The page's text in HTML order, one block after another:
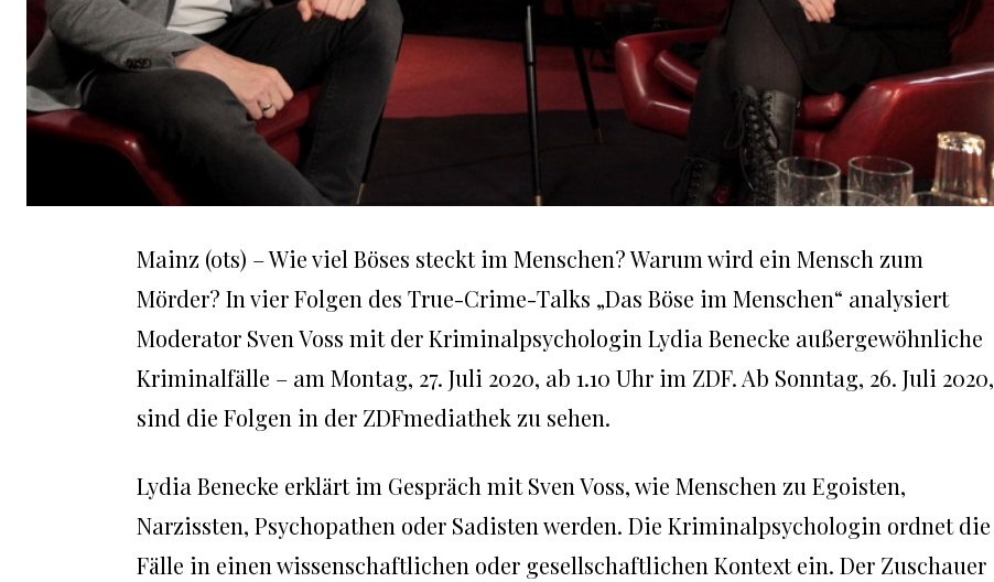
Mainz (ots) – Wie viel Böses steckt im Menschen? Warum wird ein Mensch zum
Mörder? In vier Folgen des True-Crime-Talks „Das Böse im Menschen“ analysiert
Moderator Sven Voss mit der Kriminalpsychologin Lydia Benecke außergewöhnliche
Kriminalfälle – am Montag, 27. Juli 2020, ab 1.10 Uhr im ZDF. Ab Sonntag, 26. Juli 2020,
sind die Folgen in der ZDFmediathek zu sehen.
Lydia Benecke erklärt im Gespräch mit Sven Voss, wie Menschen zu Egoisten,
Narzissten, Psychopathen oder Sadisten werden. Die Kriminalpsychologin ordnet die
Fälle in einen wissenschaftlichen oder gesellschaftlichen Kontext ein. Der Zuschauer